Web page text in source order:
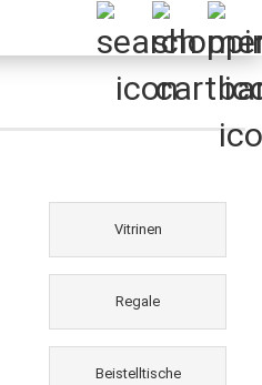
Vitrinen
Regale
Beistelltische